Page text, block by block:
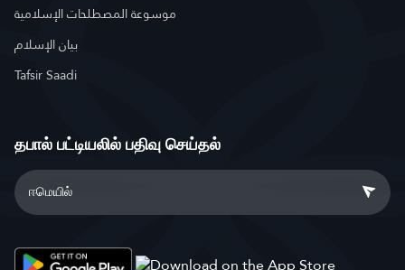
موسوعة المصطلحات الإسلامية
بيان الإسلام
Tafsir Saadi
தபால் பட்டியலில் பதிவு செய்தல்